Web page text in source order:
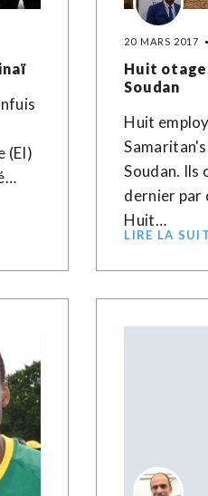
(EI)
20 MARS 2017
Huit
Soudan
Huit
Soudan. Ils
dernier par
Huit…
LIRE LA